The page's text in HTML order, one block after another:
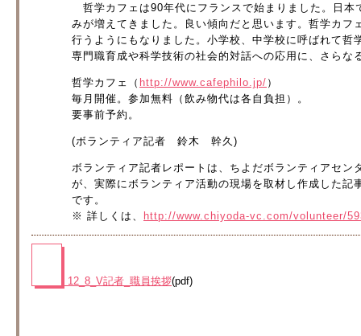
哲学カフェは90年代にフランスで始まりました。日
みが増えてきました。良い傾向だと思います。哲学カ
行うようにもなりました。小学校、中学校に呼ばれて
専門職育成や科学技術の社会的対話への応用に、さらな
哲学カフェ（ http://www.cafephilo.jp/ ）
毎月開催。参加無料（飲み物代は各自負担）。
要事前予約。
(ボランティア記者 鈴木 幹久)
ボランティア記者レポートは、ちよだボランティアセ
が、実際にボランティア活動の現場を取材し作成した
です。
※ 詳しくは、
http://www.chiyoda-vc.com/volunteer/
12_8_V記者_職員挨拶(pdf)